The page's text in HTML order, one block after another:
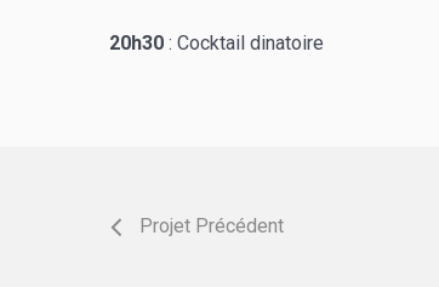
20h30 : Cocktail dinatoire
Projet Précédent